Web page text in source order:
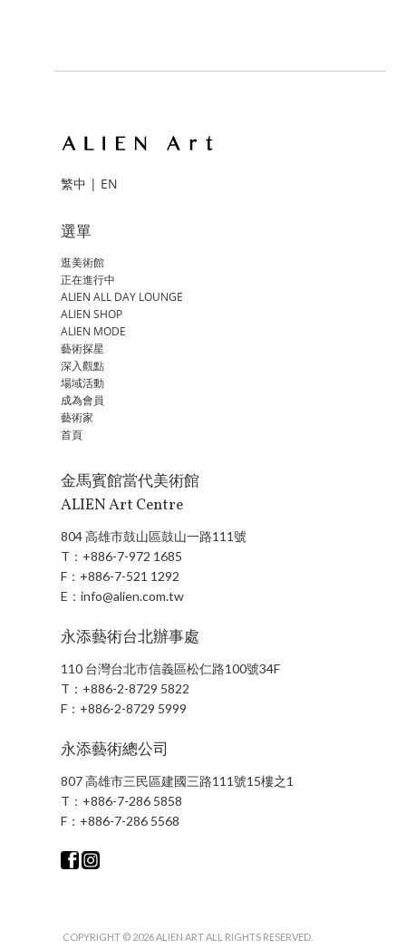
繁中 | EN
選單
逛美術館
正在進行中
ALIEN ALL DAY LOUNGE
ALIEN SHOP
ALIEN MODE
藝術探星
深入觀點
場域活動
成為會員
藝術家
首頁
金馬賓館當代美術館
ALIEN Art Centre
804 高雄市鼓山區鼓山一路111號
T： +886-7-972 1685
F： +886-7-521 1292
E：info@alien.com.tw
永添藝術台北辦事處
110 台灣台北市信義區松仁路100號34F
T： +886-2-8729 5822
F： +886-2-8729 5999
永添藝術總公司
807 高雄市三民區建國三路111號15樓之1
T： +886-7-286 5858
F： +886-7-286 5568
COPYRIGHT © 2026 ALIEN ART ALL RIGHTS RESERVED.